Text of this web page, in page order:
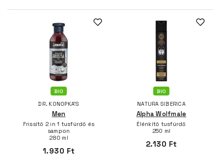
BIO
DR. KONOPKA'S
Men
Frissítő 2 in 1 tusfürdő és
sampon
280 ml
1.930 Ft
BIO
NATURA SIBERICA
Alpha Wolfmale
Élénkítő tusfürdő
250 ml
2.130 Ft